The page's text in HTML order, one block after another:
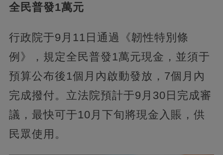
全民普發1萬元
行政院于9月11日通過《韌性特別條
例》，規定全民普發1萬元現金，並須于
預算公布後1個月內啟動發放，7個月內
完成撥付。立法院預計于9月30日完成審
議，最快可于10月下旬將現金入賬，供
民眾使用。